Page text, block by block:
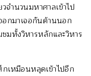
จำนวนมหาศาลเข้าไป
อกมาเจอกันด้านนอก
มทั้งวิหารหลักและวิหาร
เหมือนหลุดเข้าไปอีก